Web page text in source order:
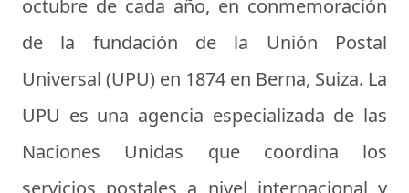
octubre de cada año, en conmemoración
de la fundación de la Unión Postal
Universal (UPU) en 1874 en Berna, Suiza. La
UPU es una agencia especializada de las
Naciones Unidas que coordina los